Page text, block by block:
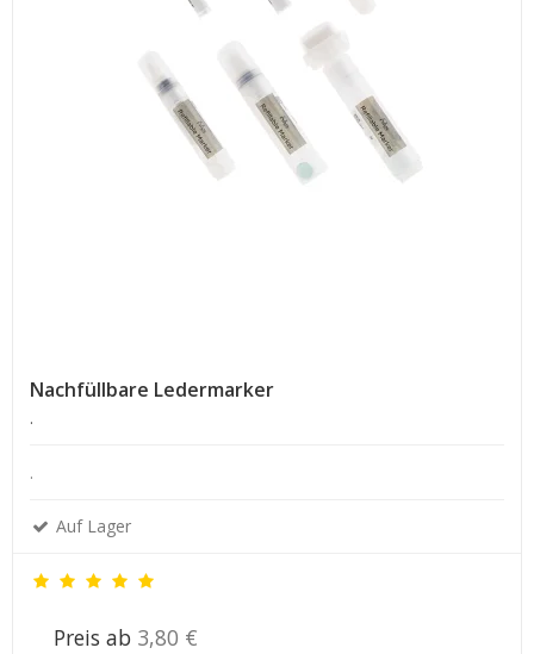
Nachfüllbare Ledermarker
.
.
Auf Lager
Preis ab 3,80 €